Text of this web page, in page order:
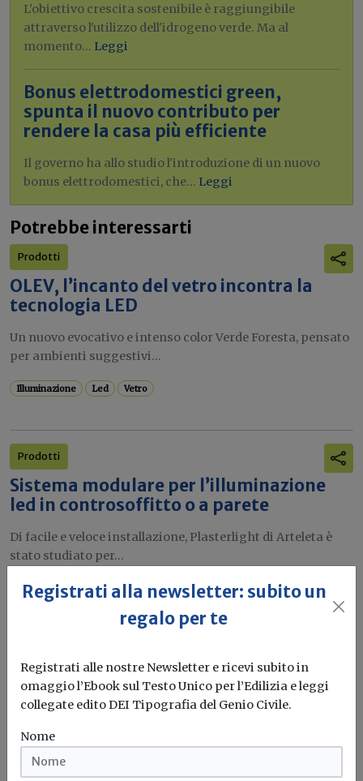
L'obiettivo crescita sostenibile è raggiungibile
attraverso l'utilizzo dell'idrogeno verde. Ma al
momento... Leggi
Bonus elettrodomestici green,
spunta il nuovo contributo per
rendere la casa più efficiente
Il governo ha allo studio l'introduzione di un nuovo
bonus elettrodomestici, che... Leggi
Potrebbe interessarti
Prodotti
OLEV, l’incanto del vetro incontra la
tecnologia LED
Un nuovo evocativo e intenso color Verde Foresta, pensato
per ambienti suggestivi...
Illuminazione Led Vetro
Prodotti
Sistema modulare per l’illuminazione
led in controsoffitto o a parete
Di facile e veloce installazione, Plasterlight di Arteleta è
stato studiato per...
Led Prodotti
Direttiva case green, Assil: con i sistemi
led nei condomini si può generare un
Bigatti (ASSIL): “Per avere una casa autenticamente
green la componente luce è...
Registrati alla newsletter: subito un
regalo per te
Registrati alle nostre Newsletter e ricevi subito in
omaggio l’Ebook sul Testo Unico per l’Edilizia e leggi
collegate edito DEI Tipografia del Genio Civile.
Nome